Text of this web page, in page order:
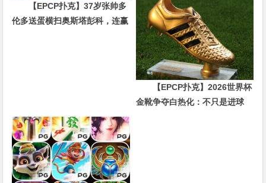
【EPCP扑克】37岁张帅多
伦多送蛋横扫奥斯塔彭科，连赢
【EPCP扑克】2026世界杯
金靴争夺白热化：不只是进球